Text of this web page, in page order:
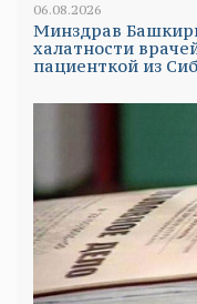
06.08.2026
Минздрав
халатности
пациенткой из